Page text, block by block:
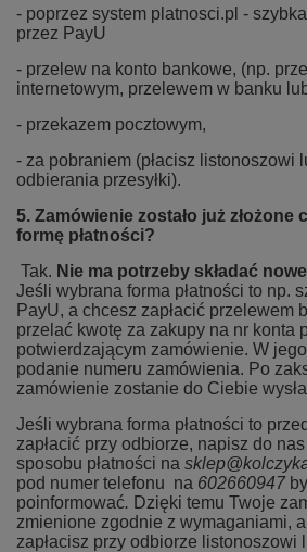
- poprzez system platnosci.pl -
przez PayU
- przelew na konto bankowe, (np.
internetowym, przelewem w banku
- przekazem pocztowym,
- za pobraniem (płacisz listonoszowi
odbierania przesyłki).
5. Zamówienie zostało już złożone
formę płatności?
Tak. Nie ma potrzeby składać
Jeśli wybrana forma płatności to np.
PayU, a chcesz zapłacić przelewem
przelać kwotę za zakupy na nr konta
potwierdzającym zamówienie. W
podanie numeru zamówienia. Po
zamówienie zostanie do Ciebie
Jeśli wybrana forma płatności to
zapłacić przy odbiorze, napisz do
sposobu płatności na
pod numer telefonu na 602660947
poinformować. Dzięki temu Twoje
zmienione zgodnie z wymaganiami, a
zapłacisz przy odbiorze listonoszowi